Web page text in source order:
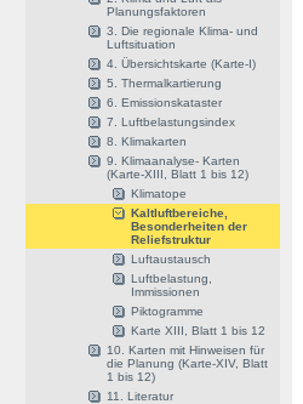
Planungsfaktoren
3. Die regionale Klima- und
Luftsituation
4. Übersichtskarte (Karte-I)
5. Thermalkartierung
6. Emissionskataster
7. Luftbelastungsindex
8. Klimakarten
9. Klimaanalyse- Karten
(Karte-XIII, Blatt 1 bis 12)
Klimatope
Kaltluftbereiche,
Besonderheiten der
Reliefstruktur
Luftaustausch
Luftbelastung,
Immissionen
Piktogramme
Karte XIII, Blatt 1 bis 12
10. Karten mit Hinweisen für
die Planung (Karte-XIV, Blatt
1 bis 12)
11. Literatur